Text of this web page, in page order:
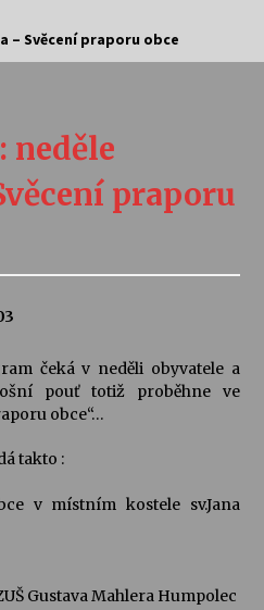
integrační festival Quijotova
7.–1. 8. 2026
ve Stromovce: Kolchoz a
– Svěcení praporu obce
neděle
praporu
čeká v neděli obyvatele a
pouť totiž proběhne ve
obce“…
takto :
v místním kostele sv.Jana
Gustava Mahlera Humpolec